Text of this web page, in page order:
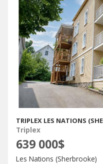
TRIPLEX LES NATIONS
Triplex
639 000$
Les Nations (Sherbrooke)